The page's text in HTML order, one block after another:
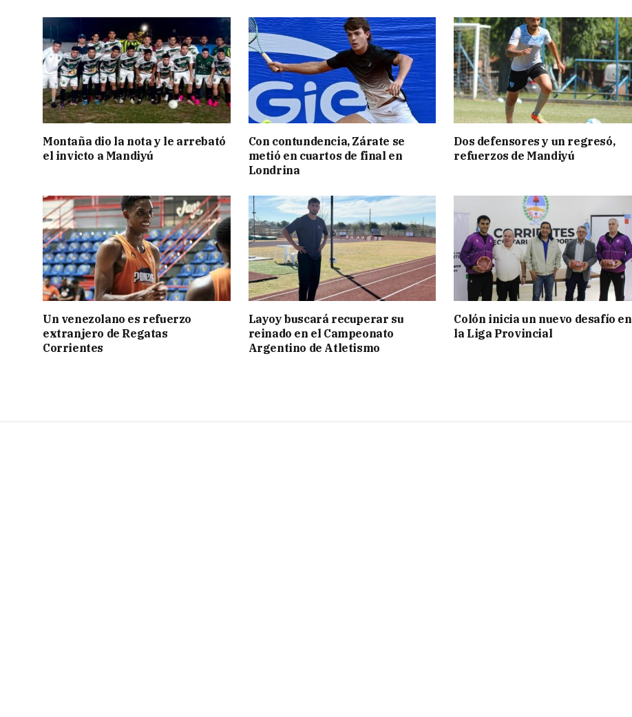
Montaña dio la nota y le arrebató
el invicto a Mandiyú
Con contundencia, Zárate se
metió en cuartos de final en
Londrina
Dos defensores y un regresó,
refuerzos de Mandiyú
Un venezolano es refuerzo
extranjero de Regatas
Corrientes
Layoy buscará recuperar su
reinado en el Campeonato
Argentino de Atletismo
Colón inicia un nuevo desafío en
la Liga Provincial